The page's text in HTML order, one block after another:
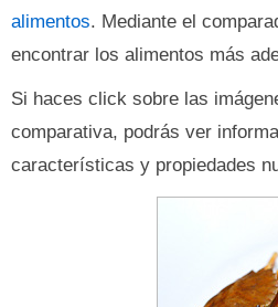
alimentos. Mediante el
encontrar los alimentos más
Si haces click sobre las
comparativa, podrás ver
características y propiedades